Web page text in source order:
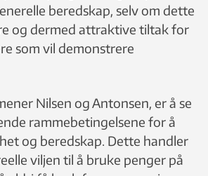
beredskap, selv om dette
og dermed attraktive tiltak for
som vil demonstrere
Nilsen og Antonsen, er å se
rammebetingelsene for å
og beredskap. Dette handler
viljen til å bruke penger på